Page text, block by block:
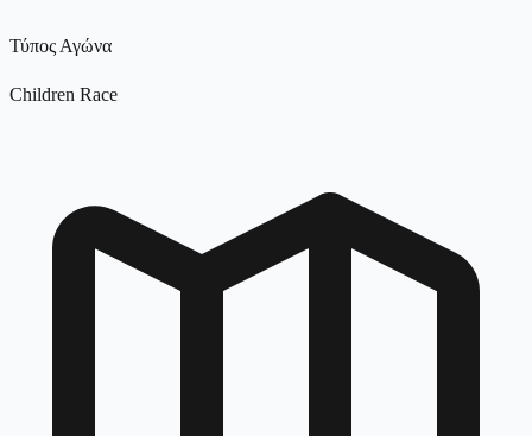
Τύπος Αγώνα
Children Race